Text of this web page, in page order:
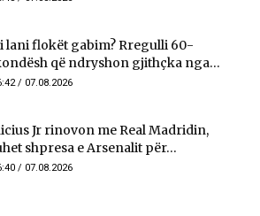
lani flokët gabim? Rregulli 60-
që ndryshon gjithçka nga...
/ 07.08.2026
Jr rinovon me Real Madridin,
shpresa e Arsenalit për...
/ 07.08.2026